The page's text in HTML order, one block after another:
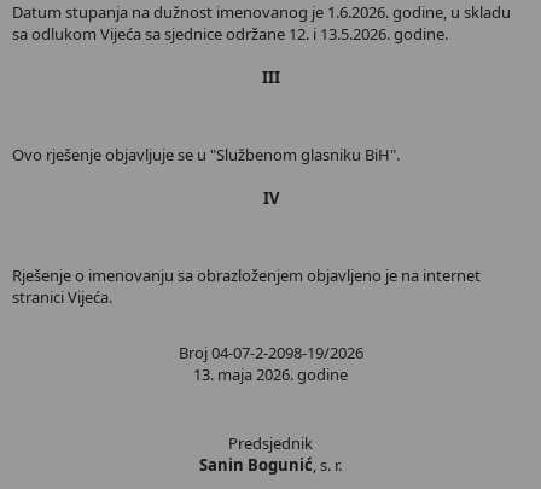
Datum stupanja na dužnost imenovanog je 1.6.2026. godine, u skladu
sa odlukom Vijeća sa sjednice održane 12. i 13.5.2026. godine.
III
Ovo rješenje objavljuje se u "Službenom glasniku BiH".
IV
Rješenje o imenovanju sa obrazloženjem objavljeno je na internet
stranici Vijeća.
Broj 04-07-2-2098-19/2026
13. maja 2026. godine
Predsjednik
Sanin Bogunić, s. r.